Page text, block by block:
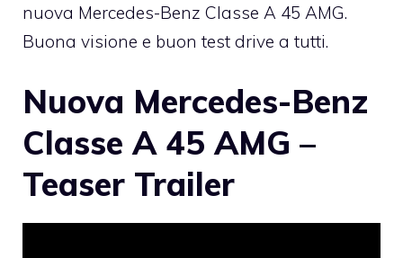
nuova Mercedes-Benz Classe A 45 AMG.
Buona visione e buon test drive a tutti.
Nuova Mercedes-Benz
Classe A 45 AMG –
Teaser Trailer